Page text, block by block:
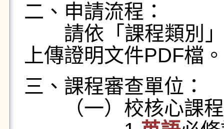
二、申請流程：
請依「課程類別」
上傳證明文件PDF檔。
三、課程審查單位：
（一）校核心課